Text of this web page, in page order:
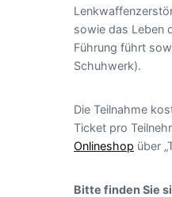
sowie das Leben
Führung führt
Schuhwerk).
Die Teilnahme
Ticket pro
Onlineshop über
Bitte finden Sie